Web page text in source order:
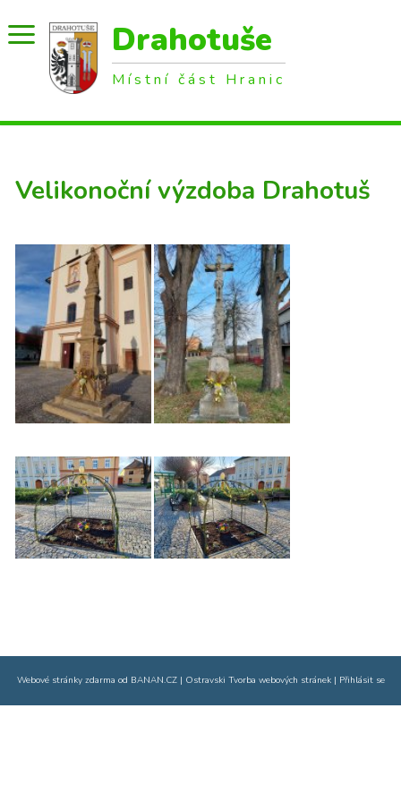
Drahotuše
Místní část Hranic
Velikonoční výzdoba Drahotuš
Webové stránky zdarma od BANAN.CZ| Ostravski Tvorba webových stránek | Přihlásit se